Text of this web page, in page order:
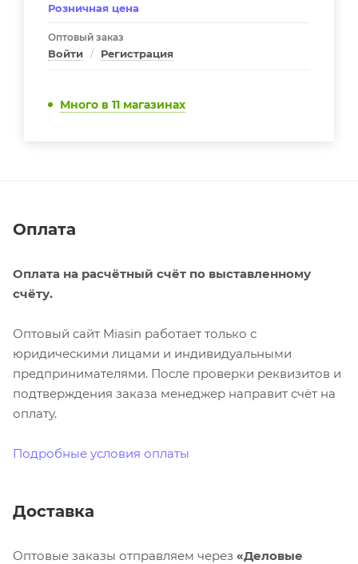
Розничная цена
Оптовый заказ
Войти / Регистрация
Много в 11 магазинах
Оплата
Оплата на расчётный счёт по выставленному
счёту.
Оптовый сайт Miasin работает только с
юридическими лицами и индивидуальными
предпринимателями. После проверки реквизитов и
подтверждения заказа менеджер направит счёт на
оплату.
Подробные условия оплаты
Доставка
Оптовые заказы отправляем через «Деловые